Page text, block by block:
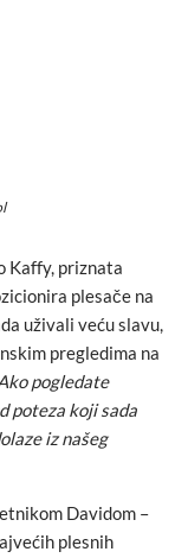
Kaffy, priznata
plesače na
uživali veću slavu,
pregledima na
pogledate
poteza koji sada
iz našeg
Davidom –
plesnih